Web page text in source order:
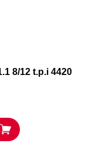
8/12 t.p.i 4420